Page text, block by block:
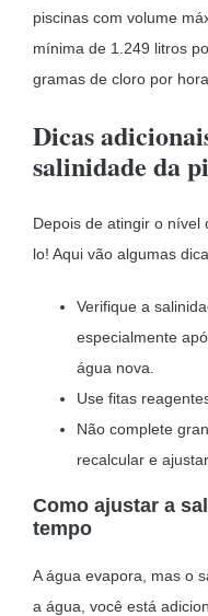
piscinas com volume
mínima de 1.249 litros
gramas de cloro por
Dicas
salinidade da
Depois de atingir o nível
lo! Aqui vão algumas
Verifique a
especialmente
água nova.
Use fitas
Não complete
recalcular e
Como ajustar a
tempo
A água evapora, mas o
a água, você está